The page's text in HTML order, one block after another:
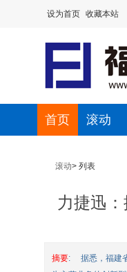
设为首页 收藏本站
首页 滚动
滚动> 列表
力捷迅
摘要: 据悉，福建省